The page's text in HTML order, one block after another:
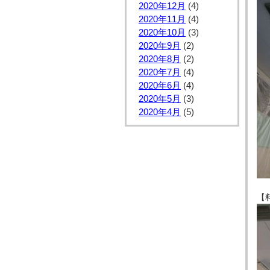
2020年12月 (4)
2020年11月 (4)
2020年10月 (3)
2020年9月 (2)
2020年8月 (2)
2020年7月 (4)
2020年6月 (4)
2020年5月 (3)
2020年4月 (5)